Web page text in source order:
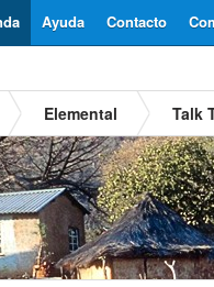
Contacto
Ayuda
Elemental Talk